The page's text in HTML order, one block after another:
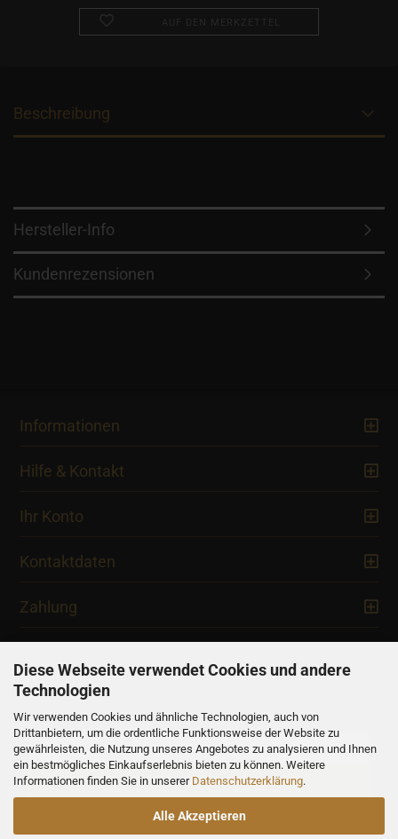
Diese Webseite verwendet Cookies und andere
Technologien
Wir verwenden Cookies und ähnliche Technologien, auch von
Drittanbietern, um die ordentliche Funktionsweise der Website zu
gewährleisten, die Nutzung unseres Angebotes zu analysieren und Ihnen
ein bestmögliches Einkaufserlebnis bieten zu können. Weitere
Informationen finden Sie in unserer Datenschutzerklärung.
Alle Akzeptieren
Beschreibung
Hersteller-Info
Kundenrezensionen
Informationen
Hilfe & Kontakt
Ihr Konto
Kontaktdaten
Zahlung
Newsletter
Alle Preise verstehen sich inklusive der gesetzlichen Mehrwertsteuer,